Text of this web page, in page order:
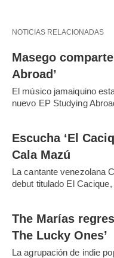
NOTICIAS RELACIONADAS
Masego
Abroad’
El músico jamaiquino
nuevo EP Studying
Escucha ‘El
Cala Mazú
La cantante venezolana
debut titulado El
The Marías
The Lucky Ones’
La agrupación de indie